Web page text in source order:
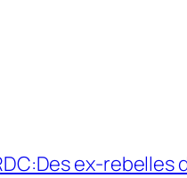
ex-rebelles